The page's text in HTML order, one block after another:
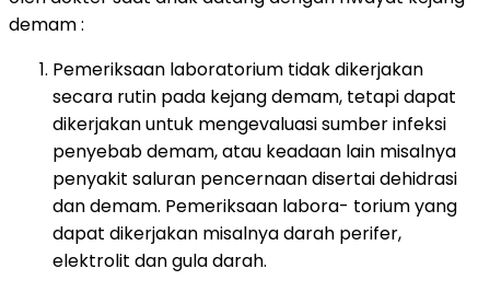
demam :
Pemeriksaan laboratorium tidak dikerjakan
secara rutin pada kejang demam, tetapi dapat
dikerjakan untuk mengevaluasi sumber infeksi
penyebab demam, atau keadaan lain misalnya
penyakit saluran pencernaan disertai dehidrasi
dan demam. Pemeriksaan labora- torium yang
dapat dikerjakan misalnya darah perifer,
elektrolit dan gula darah.